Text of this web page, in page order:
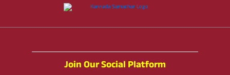
Join Our Social Platform